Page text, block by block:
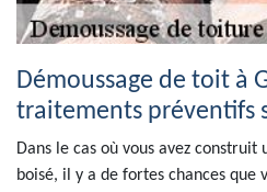
Démoussage de toit à
traitements préventifs
Dans le cas où vous avez construit
boisé, il y a de fortes chances